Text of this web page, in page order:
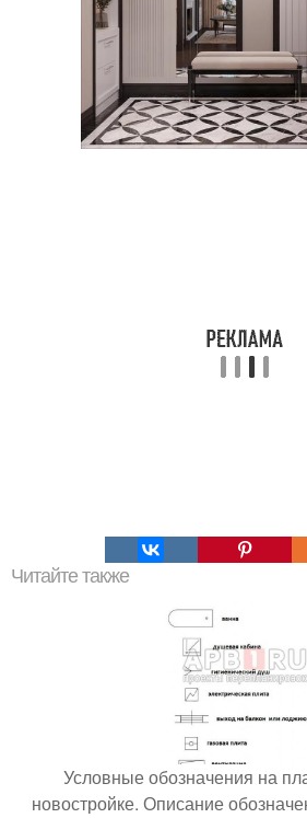
Читайте также
Условные обозначения на
новостройке. Описание